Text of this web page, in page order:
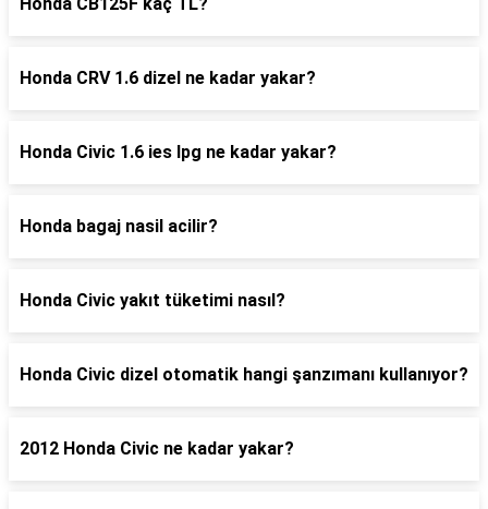
Honda CRV 1.6 dizel ne kadar yakar?
Honda Civic 1.6 ies lpg ne kadar yakar?
Honda bagaj nasil acilir?
Honda Civic yakıt tüketimi nasıl?
Honda Civic dizel otomatik hangi şanzımanı kullanıyor?
2012 Honda Civic ne kadar yakar?